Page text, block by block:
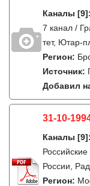
Каналы [9]:
7 канал /
тет, Ютар-
Регион:
Источник:
Добавил
31-10-
Каналы [9]:
России,
Регион: